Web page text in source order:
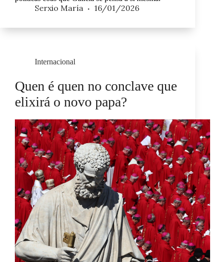
Serxio María 16/01/2026
Internacional
Quen é quen no conclave que
elixirá o novo papa?